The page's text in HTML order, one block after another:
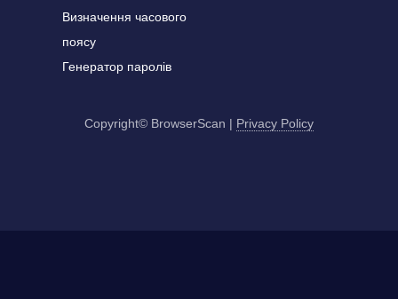
Визначення часового
поясу
Генератор паролів
Copyright© BrowserScan | Privacy Policy